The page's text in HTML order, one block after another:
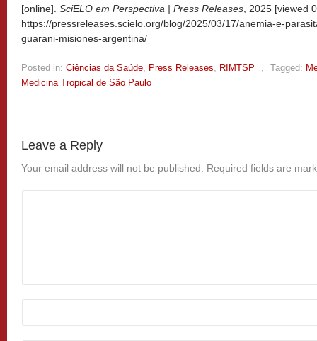
[online]. SciELO em Perspectiva | Press Releases , 2025 [viewed
https://pressreleases.scielo.org/blog/2025/03/17/anemia-e-
guarani-misiones-argentina/
Posted in: Ciências da Saúde Press Releases RIMTSP Tagged:
Medicina Tropical de São Paulo
Leave a Reply
Your email address will not be published. Required fields are